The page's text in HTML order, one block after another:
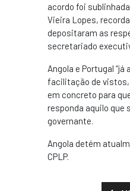
acordo foi
Vieira Lopes,
depositaram as
secretariado
Angola e Portugal
facilitação de
em concreto para
responda aquilo que
governante.
Angola detém
CPLP.